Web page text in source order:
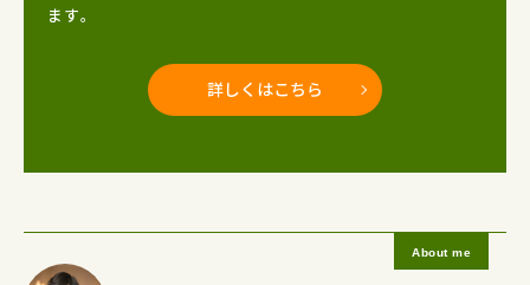
ます。
詳しくはこちら